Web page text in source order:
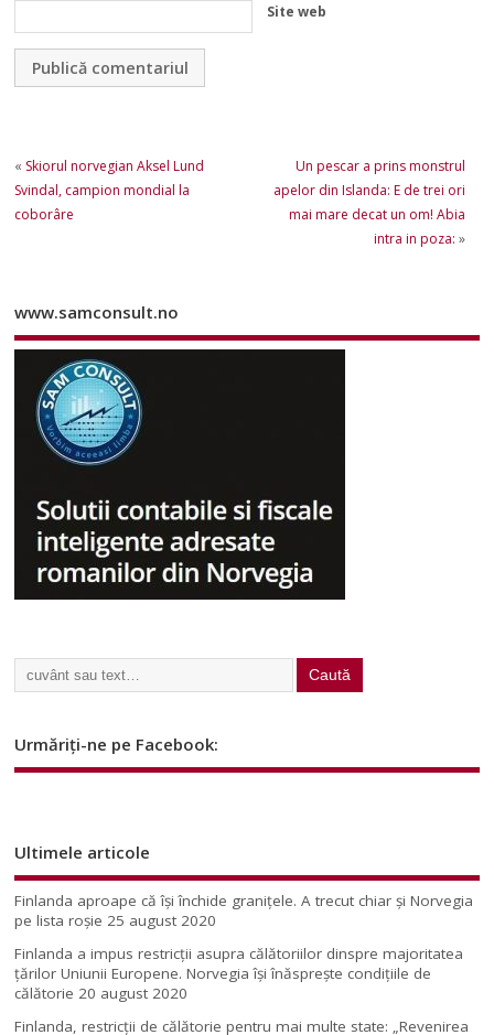
Site web
« Skiorul norvegian Aksel Lund
Svindal, campion mondial la
coborâre
Un pescar a prins monstrul
apelor din Islanda: E de trei ori
mai mare decat un om! Abia
intra in poza: »
www.samconsult.no
Urmăriți-ne pe Facebook:
Ultimele articole
Finlanda aproape că își închide granițele. A trecut chiar și Norvegia
pe lista roșie 25 august 2020
Finlanda a impus restricţii asupra călătoriilor dinspre majoritatea
ţărilor Uniunii Europene. Norvegia își înăsprește condițiile de
călătorie 20 august 2020
Finlanda, restricţii de călătorie pentru mai multe state: „Revenirea